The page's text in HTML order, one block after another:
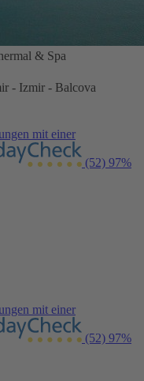
& Spa
- Izmir - Balcova
mit einer
(52) 97%
mit einer
(52) 97%